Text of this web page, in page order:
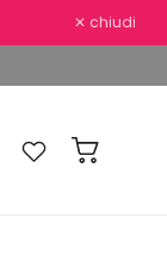
✕ chiudi
Preferiti Carrello